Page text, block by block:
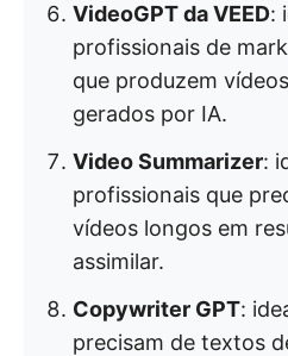
VideoGPT da VEED:
profissionais de
que produzem
gerados por IA.
Video Summarizer:
profissionais que
vídeos longos em
assimilar.
Copywriter GPT:
precisam de textos